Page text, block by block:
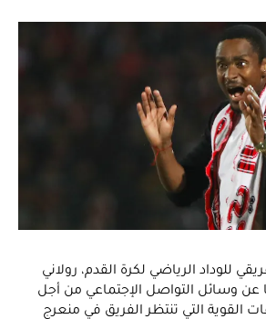
للوداد الرياضي لكرة القدم، رولاني
عن وسائل التواصل الإجتماعي من أجل
القوية التي تنتظر الفريق في منعرج